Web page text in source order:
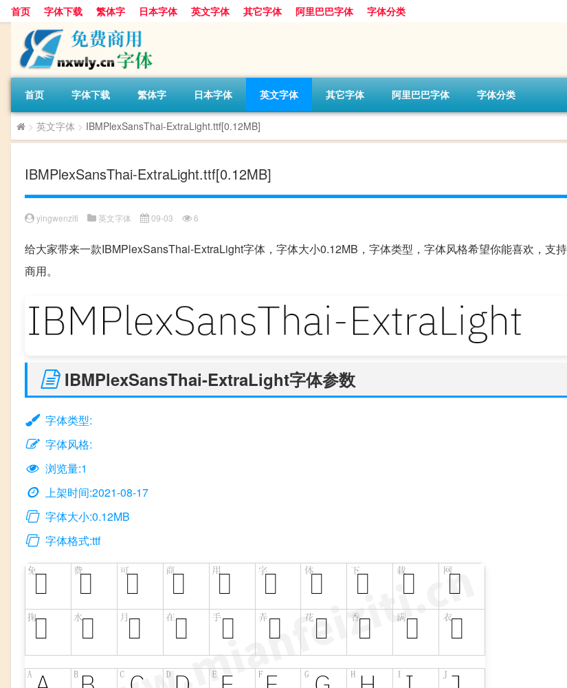
首页 字体下载 繁体字 日本字体 英文字体 其它字体 阿里巴巴字体 字体分类
首页 字体下载 繁体字 日本字体 英文字体 其它字体 阿里巴巴字体 字体分类
> 英文字体 > IBMPlexSansThai-ExtraLight.ttf[0.12MB]
IBMPlexSansThai-ExtraLight.ttf[0.12MB]
yingwenziti 英文字体 09-03 6
给大家带来一款IBMPlexSansThai-ExtraLight字体，字体大小0.12MB，字体类型，字体风格希望你能喜欢，支
商用。
IBMPlexSansThai-ExtraLight字体参数
字体类型:
字体风格:
浏览量:1
上架时间:2021-08-17
字体大小:0.12MB
字体格式:ttf